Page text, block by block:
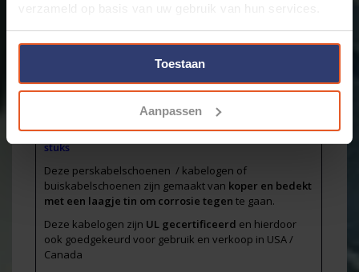
verzameld op basis van uw gebruik van hun services.
Toestaan
Aanpassen
Informatie Reviews(0)
GC70-10-10st.
Stukprijs:
€2,33 / Stuk
Buiskabelschoen/perskabelschoen / kabeloog M10
met inspectie-gat voor draden van 70,0mm2 - 10
stuks
Deze perskabelschoenen / kabelogen of
buiskabelschoenen zijn gemaakt van koper en bedekt
met een laagje tin om corrosie tegen te gaan.
Deze kabelogen zijn UL gecertificeerd en hierdoor
ook goedgekeurd voor gebruik en verkoop in USA /
Canada